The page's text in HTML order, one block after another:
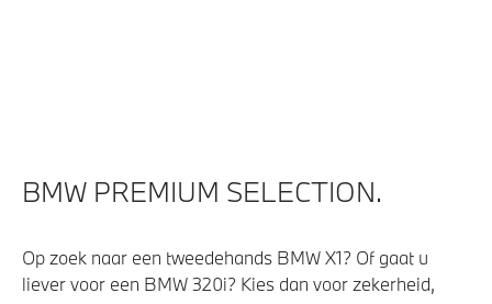
Park Distance Control (PDC) voor en achter
BMW PREMIUM SELECTION.
Op zoek naar een tweedehands BMW X1? Of gaat u
liever voor een BMW 320i? Kies dan voor zekerheid,